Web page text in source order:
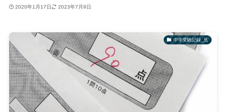
2020年1月17日 2023年7月9日
中学受験記録_兄